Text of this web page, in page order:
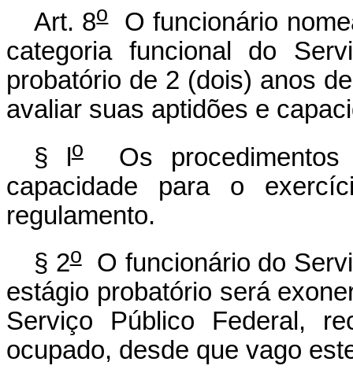
Art. 8oO funcionário
categoria funcional do
probatório de 2 (dois) anos
avaliar suas aptidões e
§ loOs procedimentos
capacidade para o
regulamento.
§ 2oO funcionário do
estágio probatório será
Serviço Público Federal,
ocupado, desde que vago